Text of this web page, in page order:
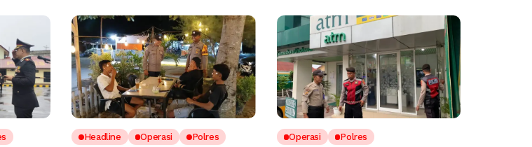
Headline Operasi Polres Operasi Polres